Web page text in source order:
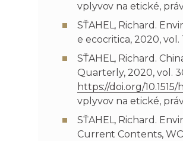
vplyvov na etické,
SŤAHEL, Richard.
e ecocritica, 2020, vol.
SŤAHEL, Richard.
Quarterly, 2020, vol.
https://doi.org/
vplyvov na etické,
SŤAHEL, Richard.
Current Contents,